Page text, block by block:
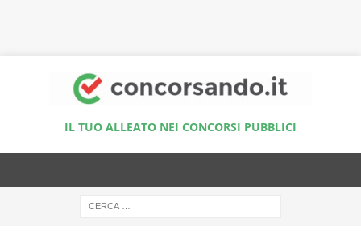
IL TUO ALLEATO NEI CONCORSI PUBBLICI